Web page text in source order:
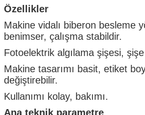
Özellikler
Makine vidalı biberon besleme
benimser, çalışma stabildir.
Fotoelektrik algılama şişesi,
Makine tasarımı basit, etiket
değiştirebilir.
Kullanımı kolay, bakımı.
Ana teknik parametre